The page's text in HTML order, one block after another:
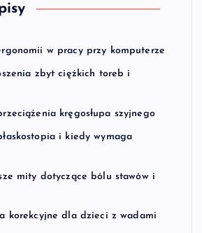
w pracy przy komputerze
zbyt ciężkich toreb i
kręgosłupa szyjnego
i kiedy wymaga
mity dotyczące bólu stawów i
korekcyjne dla dzieci z wadami